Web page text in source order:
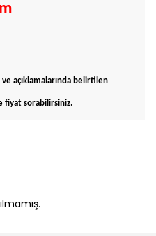
açıklamalarında belirtilen
fiyat sorabilirsiniz.